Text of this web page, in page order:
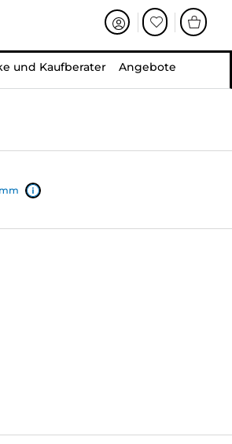
und Kaufberater Angebote